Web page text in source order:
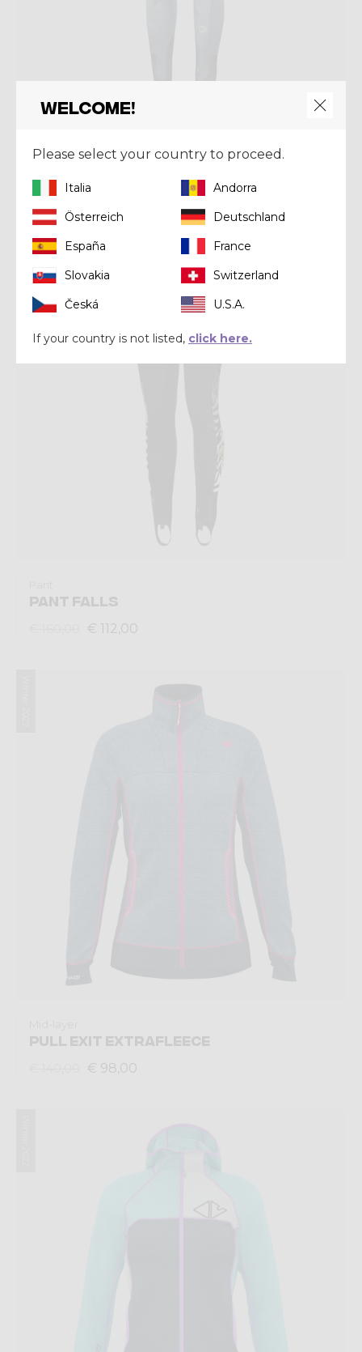
PANT FALLS PRINTED
€ 160,00 € 112,00
PANT FALLS
€ 112,00
PULL EXIT EXTRAFLEECE
€ 98,00
Welcome!
Please select your country to proceed.
Italia
Andorra
Österreich
Deutschland
España
France
Slovakia
Switzerland
Česká
U.S.A.
If your country is not listed, click here.